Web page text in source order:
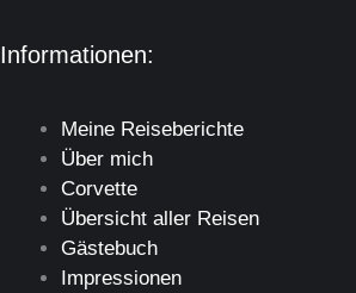
Informationen:
Meine Reiseberichte
Über mich
Corvette
Übersicht aller Reisen
Gästebuch
Impressionen